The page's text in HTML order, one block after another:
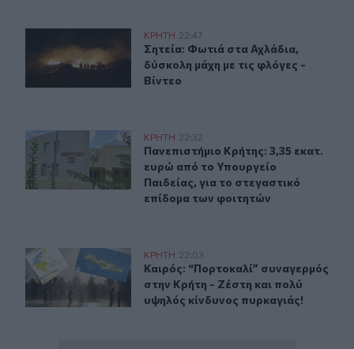
Σητεία: Φωτιά στα Αχλάδια, δύσκολη μάχη με τις
ΚΡΗΤΗ 22:47
Σητεία: Φωτιά στα Αχλάδια,
Σητεία: Φωτιά στα Αχλάδια,
δύσκολη μάχη με τις φλόγες -
Βίντεο
Πανεπιστήμιο Κρήτης: 3,35 εκατ. ευρώ από το
ΚΡΗΤΗ 22:32
Πανεπιστήμιο Κρήτης: 3,35 εκατ.
Πανεπιστήμιο Κρήτης: 3,35 εκατ.
ευρώ από το Υπουργείο
Παιδείας, για το στεγαστικό
επίδομα των φοιτητών
Καιρός: “Πορτοκαλί” συναγερμός στην Κρήτη - Ζέστη
ΚΡΗΤΗ 22:03
Καιρός: “Πορτοκαλί” συναγερμός
Καιρός: “Πορτοκαλί” συναγερμός
στην Κρήτη - Ζέστη και πολύ
υψηλός κίνδυνος πυρκαγιάς!